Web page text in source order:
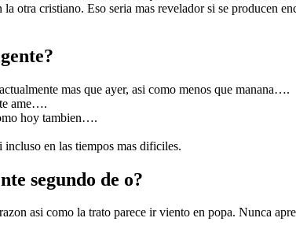
otra cristiano. Eso seri­a mas revelador si se producen
mas que ayer, asi­ como menos que manana….
ame….
hoy tambien….
en las tiempos mas dificiles.
segundo de o?
asi­ como la trato parece ir viento en popa. Nunca